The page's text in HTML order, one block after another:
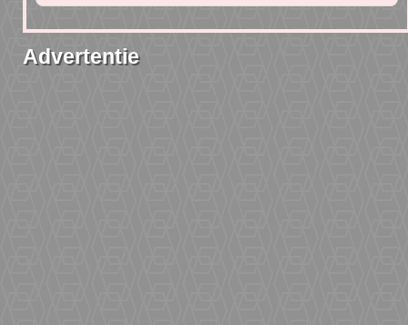
Advertentie